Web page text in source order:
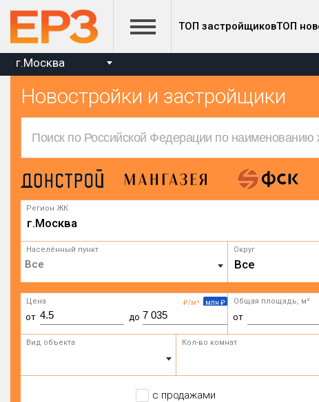
ТОП застройщиковТОП
г.Москва
Новостройки и застройщики
Регион ЖК
г.Москва
Населённый пункт Округ
Все
₽/м² млн ₽
Цена
от до
Общая площадь, м²
от
Вид объекта Кол-во комнат
с продажами